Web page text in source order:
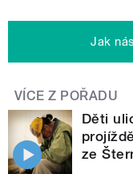
Jak
VÍCE Z POŘADU
Děti
ze